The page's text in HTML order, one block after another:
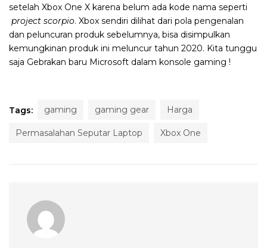
setelah Xbox One X karena belum ada kode nama seperti
project scorpio. Xbox sendiri dilihat dari pola pengenalan
dan peluncuran produk sebelumnya, bisa disimpulkan
kemungkinan produk ini meluncur tahun 2020. Kita tunggu
saja Gebrakan baru Microsoft dalam konsole gaming !
Tags: gaming gaming gear Harga
Permasalahan Seputar Laptop Xbox One